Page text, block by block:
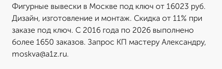
Фигурные вывески в Москве под ключ от 16023 руб.
Дизайн, изготовление и монтаж. Скидка от 11% при
заказе под ключ. С 2016 года по 2026 выполнено
более 1650 заказов. Запрос КП мастеру Александру,
moskva@a1z.ru.